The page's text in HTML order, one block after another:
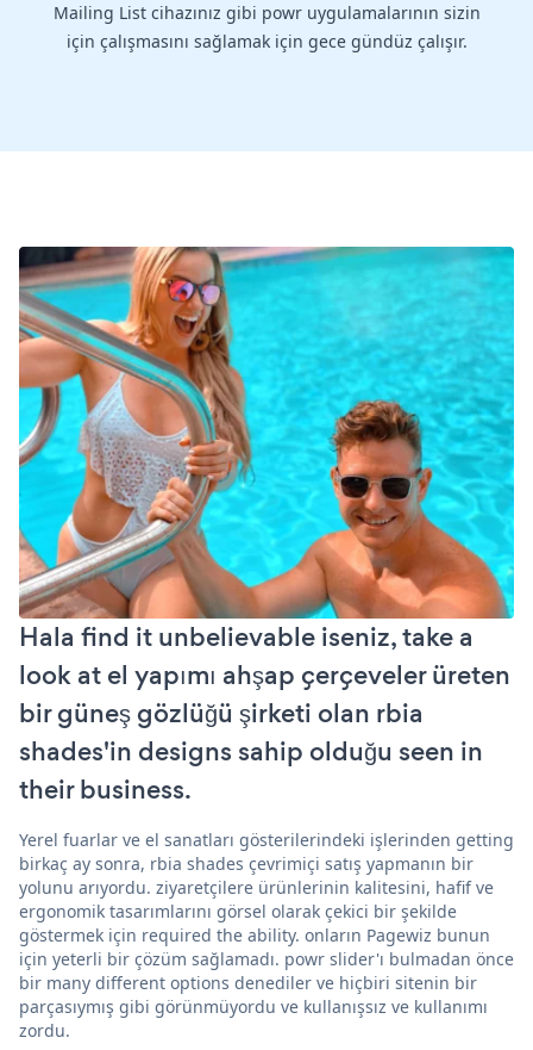
Mailing List cihazınız gibi powr uygulamalarının sizin
için çalışmasını sağlamak için gece gündüz çalışır.
Hala find it unbelievable iseniz, take a
look at el yapımı ahşap çerçeveler üreten
bir güneş gözlüğü şirketi olan rbia
shades'in designs sahip olduğu seen in
their business.
Yerel fuarlar ve el sanatları gösterilerindeki işlerinden getting
birkaç ay sonra, rbia shades çevrimiçi satış yapmanın bir
yolunu arıyordu. ziyaretçilere ürünlerinin kalitesini, hafif ve
ergonomik tasarımlarını görsel olarak çekici bir şekilde
göstermek için required the ability. onların Pagewiz bunun
için yeterli bir çözüm sağlamadı. powr slider'ı bulmadan önce
bir many different options denediler ve hiçbiri sitenin bir
parçasıymış gibi görünmüyordu ve kullanışsız ve kullanımı
zordu.